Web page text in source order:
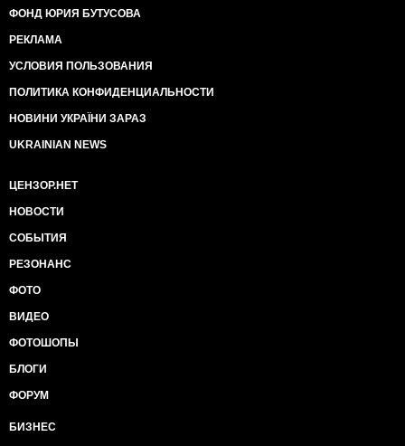
ФОНД ЮРИЯ БУТУСОВА
РЕКЛАМА
УСЛОВИЯ ПОЛЬЗОВАНИЯ
ПОЛИТИКА КОНФИДЕНЦИАЛЬНОСТИ
НОВИНИ УКРАЇНИ ЗАРАЗ
UKRAINIAN NEWS
ЦЕНЗОР.НЕТ
НОВОСТИ
СОБЫТИЯ
РЕЗОНАНС
ФОТО
ВИДЕО
ФОТОШОПЫ
БЛОГИ
ФОРУМ
БИЗНЕС